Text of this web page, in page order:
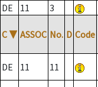
DE
11 3
C ▼ ASSOC No. D Code
DE 11 11